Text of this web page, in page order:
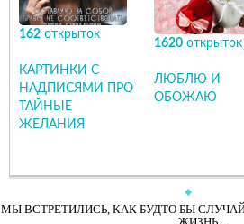
162 открыток
КАРТИНКИ С
НАДПИСЯМИ ПРО
ТАЙНЫЕ
ЖЕЛАНИЯ
1620 открыток
ЛЮБЛЮ И
ОБОЖАЮ
МЫ ВСТРЕТИЛИСЬ, КАК БУДТО БЫ